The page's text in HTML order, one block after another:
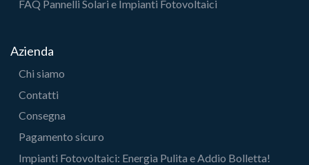
FAQ Pannelli Solari e Impianti Fotovoltaici
Azienda
Chi siamo
Contatti
Consegna
Pagamento sicuro
Impianti Fotovoltaici: Energia Pulita e Addio Bolletta!